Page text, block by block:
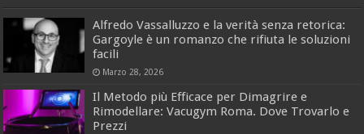
Alfredo Vassalluzzo e la verità senza retorica:
Gargoyle è un romanzo che rifiuta le soluzioni
facili
Marzo 28, 2026
Il Metodo più Efficace per Dimagrire e
Rimodellare: Vacugym Roma. Dove Trovarlo e
Prezzi